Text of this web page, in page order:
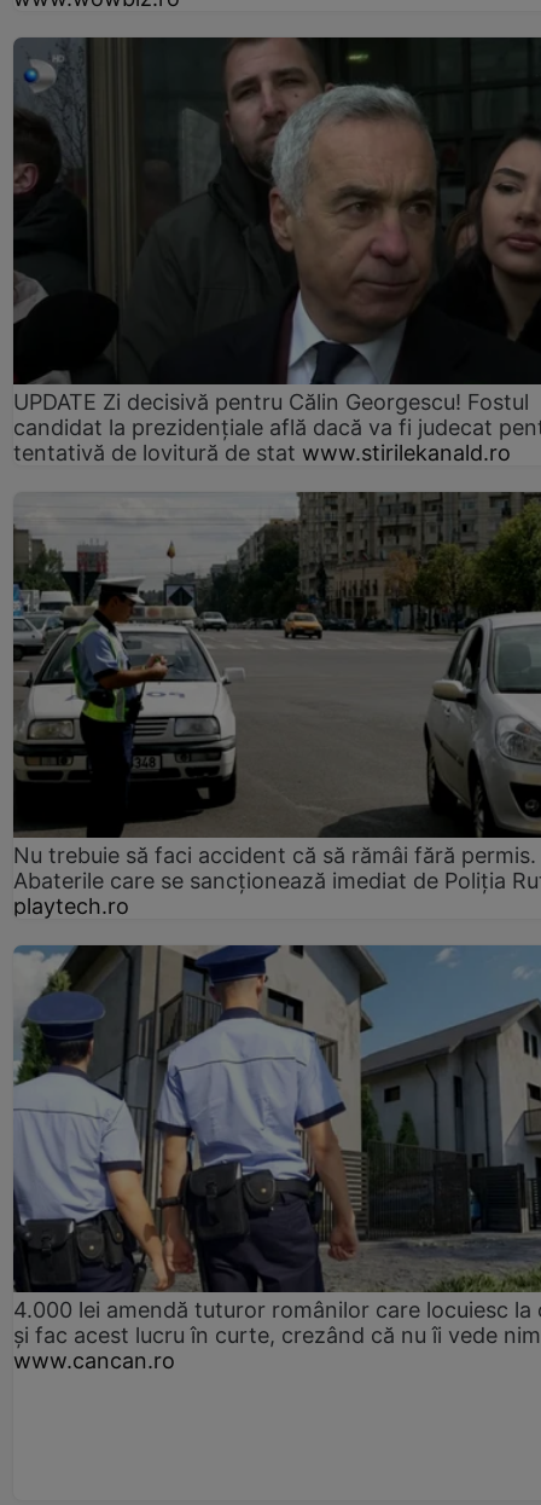
UPDATE Zi decisivă pentru Călin Georgescu! Fostul
candidat la prezidențiale află dacă va fi judecat
tentativă de lovitură de stat www.stirilekanald.ro
Nu trebuie să faci accident că să rămâi fără permis.
Abaterile care se sancționează imediat de Poliţia
playtech.ro
4.000 lei amendă tuturor românilor care locuiesc la
și fac acest lucru în curte, crezând că nu îi vede
www.cancan.ro